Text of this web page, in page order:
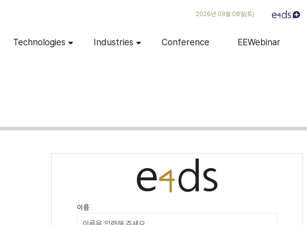
2026년 08월 08일(토)
Technologies Industries Conference EEWebinar
이름